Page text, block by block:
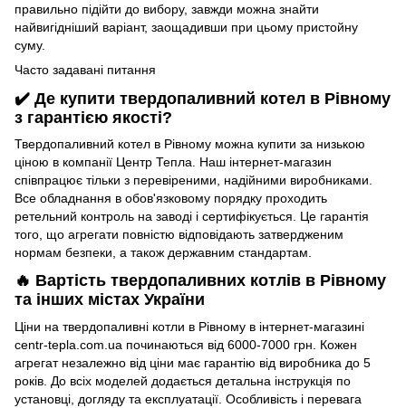
правильно підійти до вибору, завжди можна знайти
найвигідніший варіант, заощадивши при цьому пристойну
суму.
Часто задавані питання
✔️ Де купити твердопаливний котел в Рівному
з гарантією якості?
Твердопаливний котел в Рівному можна купити за низькою
ціною в компанії Центр Тепла. Наш інтернет-магазин
співпрацює тільки з перевіреними, надійними виробниками.
Все обладнання в обов'язковому порядку проходить
ретельний контроль на заводі і сертифікується. Це гарантія
того, що агрегати повністю відповідають затвердженим
нормам безпеки, а також державним стандартам.
🔥 Вартість твердопаливних котлів в Рівному
та інших містах України
Ціни на твердопаливні котли в Рівному в інтернет-магазині
centr-tepla.com.ua починаються від 6000-7000 грн. Кожен
агрегат незалежно від ціни має гарантію від виробника до 5
років. До всіх моделей додається детальна інструкція по
установці, догляду та експлуатації. Особливість і перевага